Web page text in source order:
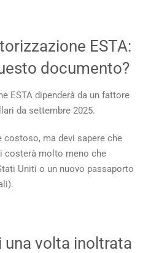
ESTA:
documento?
ESTA dipenderà da un fattore
da settembre 2025.
ma devi sapere che
costerà molto meno che
Uniti o un nuovo passaporto
una volta inoltrata